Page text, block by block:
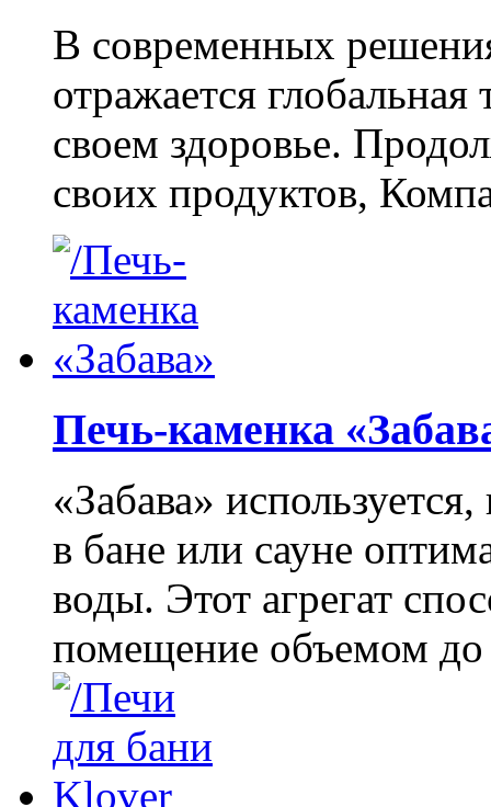
В современных
отражается
своем здоровье.
своих продуктов,
Печь-каменка
«Забава»
в бане или сауне
воды. Этот агрегат
помещение объемом до